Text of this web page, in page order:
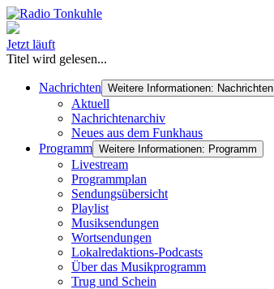
Jetzt läuft
Titel wird gelesen...
Nachrichten Weitere Informationen: Nachrichten
Aktuell
Nachrichtenarchiv
Neues aus dem Funkhaus
Programm Weitere Informationen: Programm
Livestream
Programmplan
Sendungsübersicht
Playlist
Musiksendungen
Wortsendungen
Lokalredaktions-Podcasts
Über das Musikprogramm
Trug und Schein